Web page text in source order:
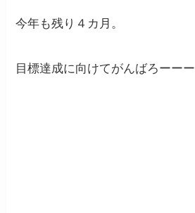
今年も残り４カ月。
目標達成に向けてがんばろーーー